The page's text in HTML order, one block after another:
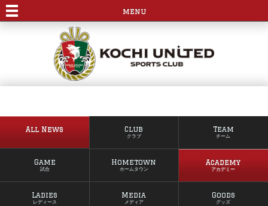
menu
All News Club
クラブ
Team
チーム
Game
試合
Hometown
ホームタウン
Academy
アカデミー
Ladies
レディース
Media
メディア
Goods
グッズ